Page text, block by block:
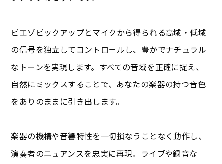
ピエゾピックアップとマイクから得られる高域・低域
の信号を独立してコントロールし、豊かでナチュラル
なトーンを実現します。すべての音域を正確に捉え、
自然にミックスすることで、あなたの楽器の持つ音色
をありのままに引き出します。
楽器の機構や音響特性を一切損なうことなく動作し、
演奏者のニュアンスを忠実に再現。ライブや録音な